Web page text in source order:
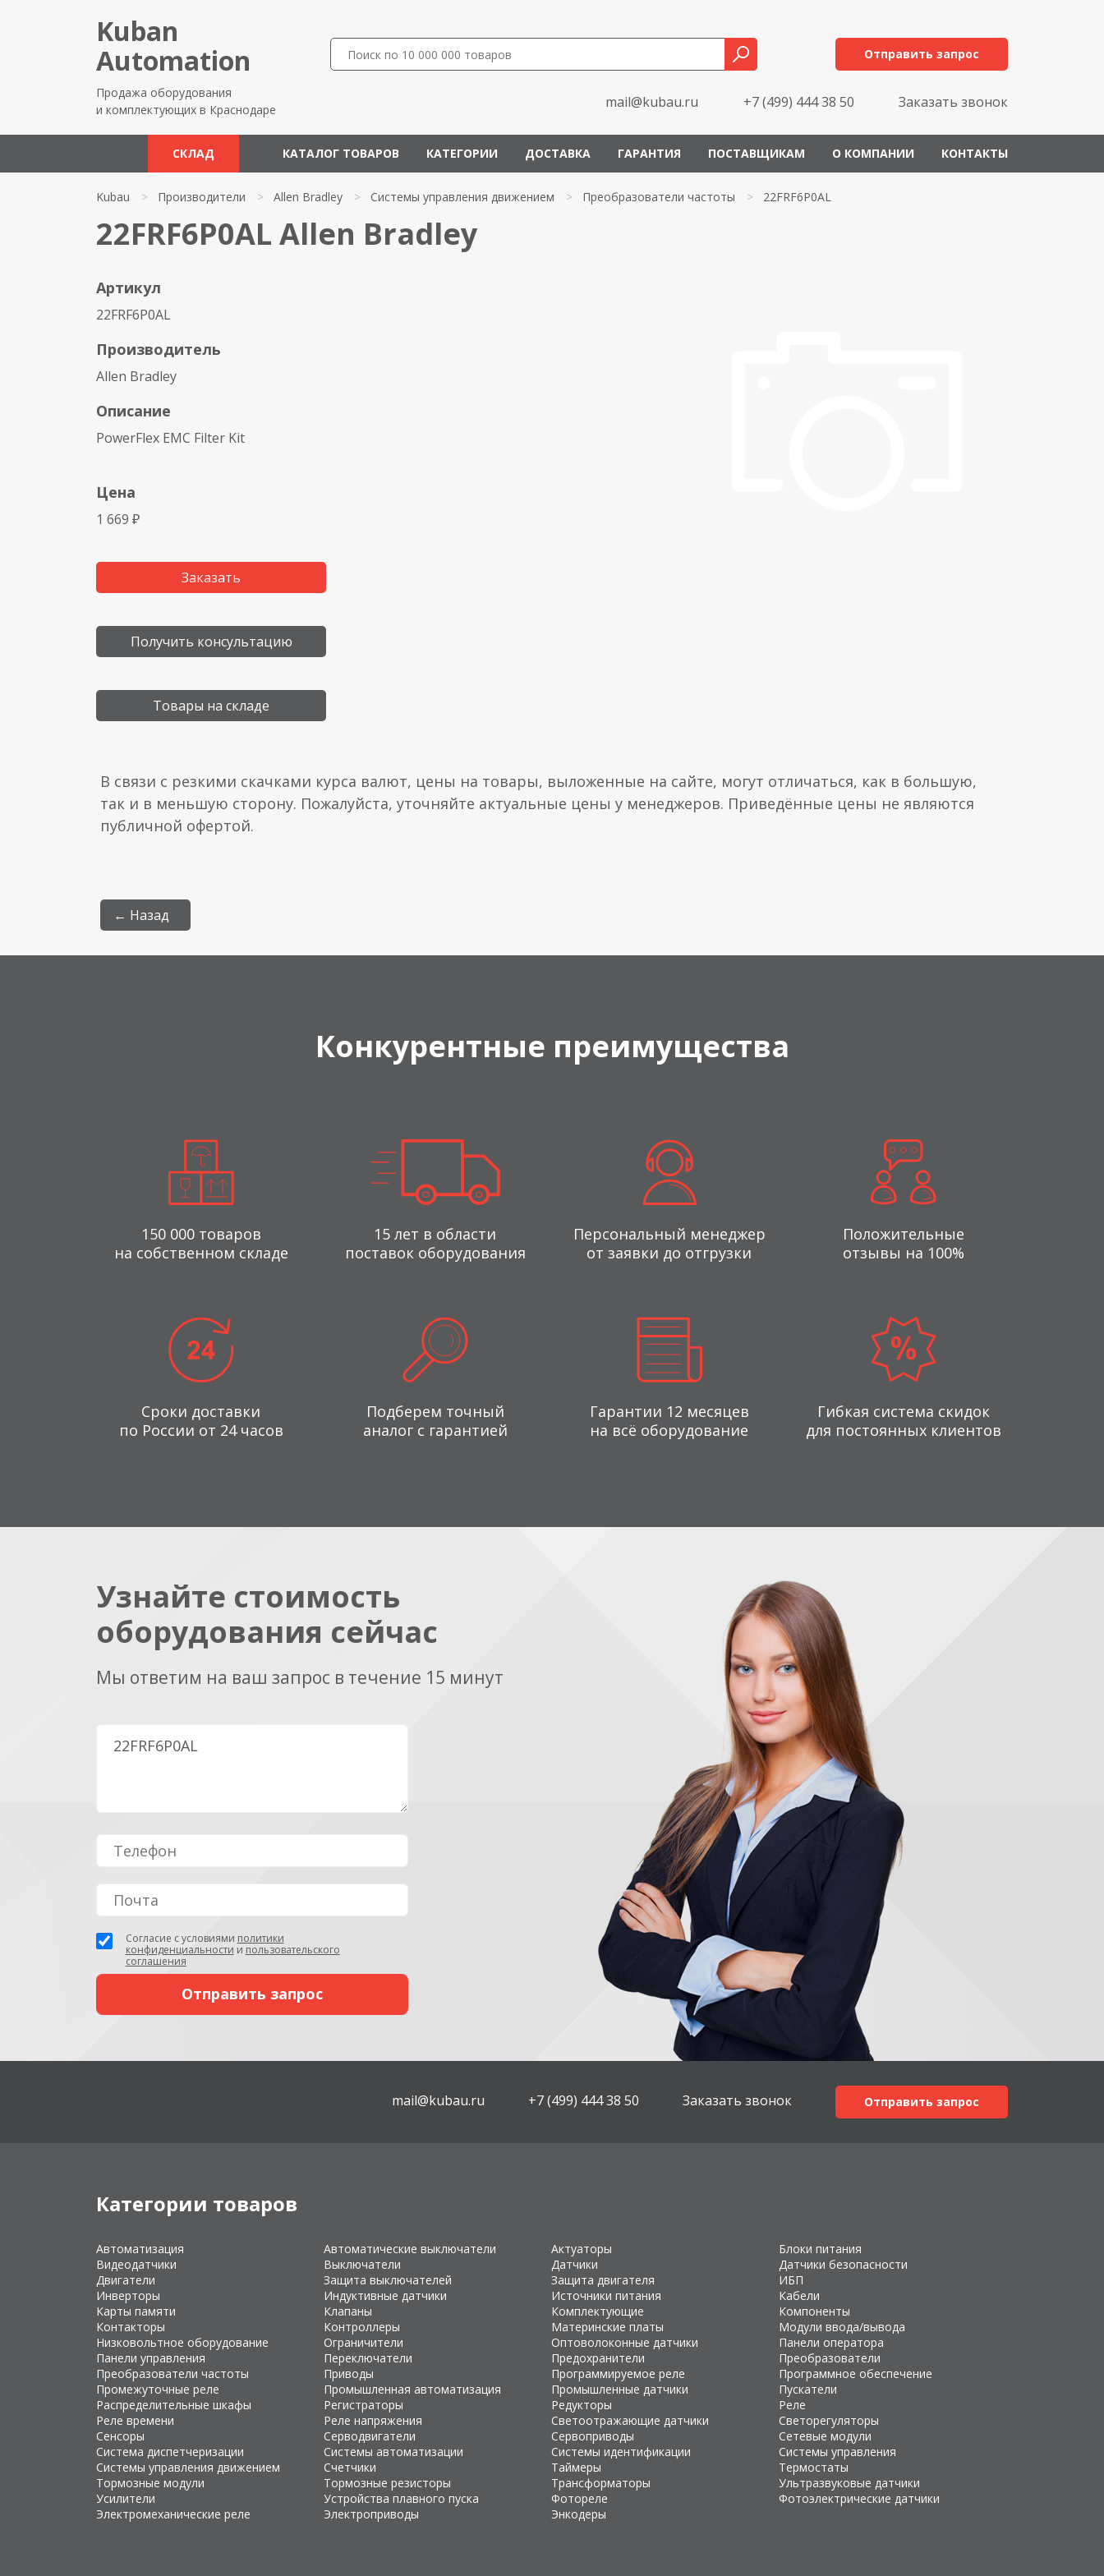
Kuban
Automation
Продажа оборудования
и комплектующих в Краснодаре
Отправить запрос
mail@kubau.ru +7 (499) 444 38 50 Заказать звонок
СКЛАД КАТАЛОГ ТОВАРОВ КАТЕГОРИИ ДОСТАВКА ГАРАНТИЯ ПОСТАВЩИКАМ О КОМПАНИИ КОНТАКТЫ
Kubau > Производители > Allen Bradley > Системы управления движением > Преобразователи частоты > 22FRF6P0AL
22FRF6P0AL Allen Bradley
Артикул
22FRF6P0AL
Производитель
Allen Bradley
Описание
PowerFlex EMC Filter Kit
Цена
1 669 ₽
Заказать
Получить консультацию
Товары на складе
В связи с резкими скачками курса валют, цены на товары, выложенные на сайте, могут отличаться, как в большую,
так и в меньшую сторону. Пожалуйста, уточняйте актуальные цены у менеджеров. Приведённые цены не являются
публичной офертой.
← Назад
Конкурентные преимущества
150 000 товаров
на собственном складе
15 лет в области
поставок оборудования
Персональный менеджер
от заявки до отгрузки
Положительные
отзывы на 100%
Сроки доставки
по России от 24 часов
Подберем точный
аналог с гарантией
Гарантии 12 месяцев
на всё оборудование
Гибкая система скидок
для постоянных клиентов
Узнайте стоимость
оборудования сейчас
Мы ответим на ваш запрос в течение 15 минут
Согласие с условиями политики
конфиденциальности и пользовательского
соглашения
mail@kubau.ru +7 (499) 444 38 50 Заказать звонок Отправить запрос
Категории товаров
Автоматизация Автоматические выключатели Актуаторы
Блоки питания
Видеодатчики
Выключатели Датчики
Датчики безопасности
Двигатели
Защита выключателей Защита двигателя
ИБП
Инверторы
Индуктивные датчики Источники питания
Кабели
Карты памяти
Клапаны Комплектующие
Компоненты
Контакторы
Контроллеры Материнские платы
Модули ввода/вывода
Низковольтное оборудование
Ограничители Оптоволоконные датчики
Панели оператора
Панели управления
Переключатели Предохранители
Преобразователи
Преобразователи частоты
Приводы Программируемое реле
Программное обеспечение
Промежуточные реле
Промышленная автоматизация Промышленные датчики
Пускатели
Распределительные шкафы
Регистраторы Редукторы
Реле
Реле времени
Реле напряжения Светоотражающие датчики
Светорегуляторы
Сенсоры
Серводвигатели Сервоприводы
Сетевые модули
Система диспетчеризации
Системы автоматизации Системы идентификации
Системы управления
Системы управления движением
Счетчики Таймеры
Термостаты
Тормозные модули
Тормозные резисторы Трансформаторы
Ультразвуковые датчики
Усилители
Устройства плавного пуска Фотореле
Фотоэлектрические датчики
Электромеханические реле
Электроприводы Энкодеры